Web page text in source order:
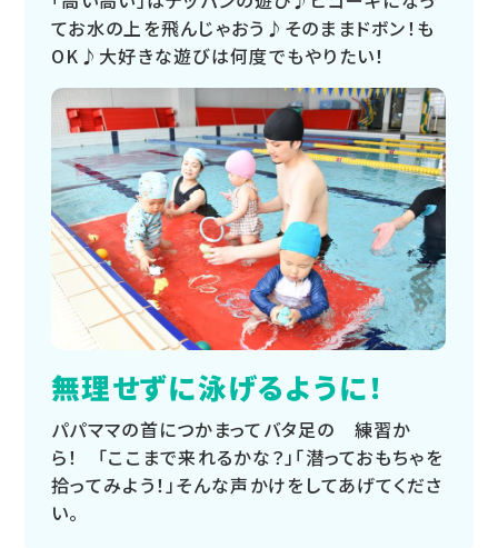
てお水の上を飛んじゃおう♪そのままドボン！も
OK♪大好きな遊びは何度でもやりたい！
無理せずに泳げるように！
パパママの首につかまってバタ足の 練習か
ら！ 「ここまで来れるかな？」「潜っておもちゃを
拾ってみよう！」そんな声かけをしてあげてくださ
い。